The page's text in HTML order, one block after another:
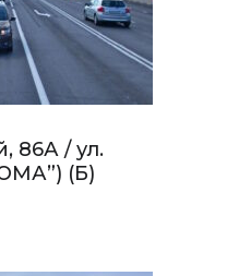
86А / ул.
(Б)